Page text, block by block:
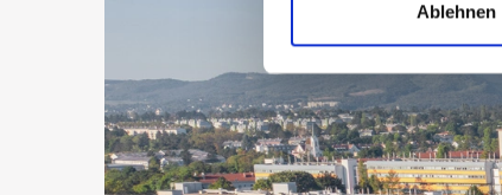
Ablehnen